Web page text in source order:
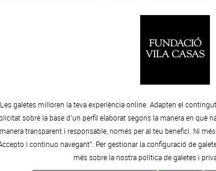
Les galetes milloren la teva experiència online. Adapten el
sobre la base d’un perfil elaborat segons la manera en què
transparent i responsable, només per al teu benefici. Ni
i continuo navegant". Per gestionar la configuració de
més sobre la nostra política de galetes i